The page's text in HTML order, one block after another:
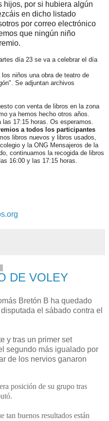
hijos, por si hubiera algún
en dicho listado
por correo electrónico
que ningún niño
día 23 se va a celebrar el día
niños una obra de teatro de
Se adjuntan archivos
con venta de libros en la zona
ya hemos hecho otros años.
17:15 horas. Os esperamos.
a todos los participantes
libros nuevos y libros usados,
y la ONG Mensajeros de la
continuamos la recogida de libros
16:00 y las 17:15 horas.
DE VOLEY
Bretón B ha quedado
el sábado contra el
y tras un primer set
segundo más igualado por
de los nervios ganaron
posición de su grupo tras
tan buenos resultados están